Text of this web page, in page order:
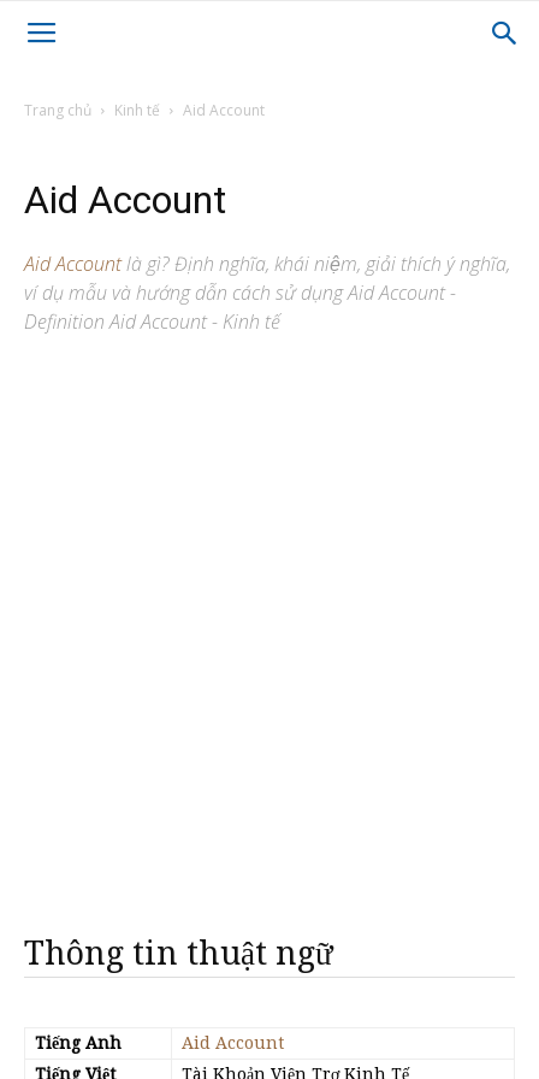
Trang chủ Kinh tế Aid Account
Aid Account
Aid Accountlà gì? Định nghĩa, khái niệm, giải thích ý nghĩa,
ví dụ mẫu và hướng dẫn cách sử dụng Aid Account -
Definition Aid Account - Kinh tế
Thông tin thuật ngữ
Tiếng Anh
Aid Account
Tiếng Việt
Tài Khoản Viện Trợ Kinh Tế